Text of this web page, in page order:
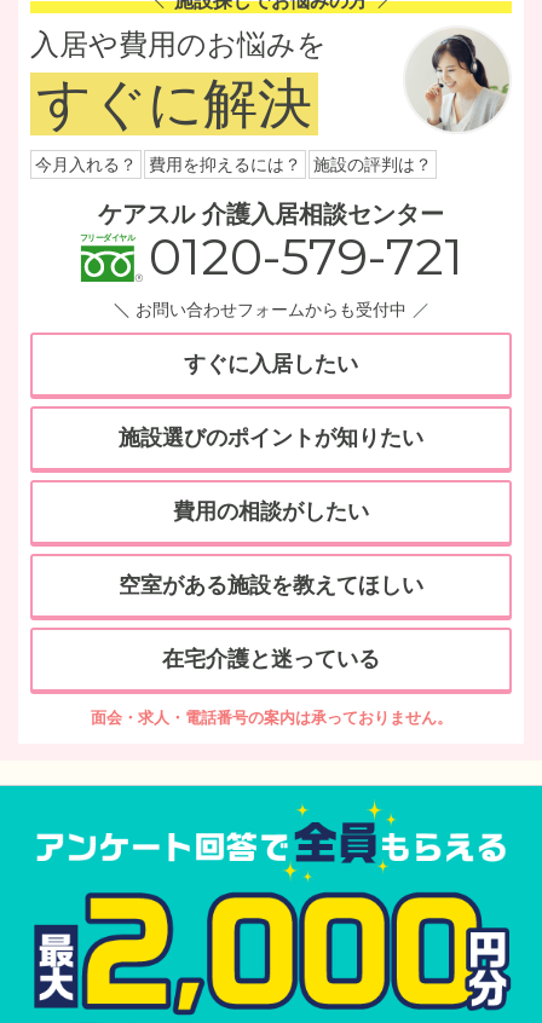
入居や費用のお悩みを
すぐに解決
今月入れる？ 費用を抑えるには？ 施設の評判は？
ケアスル 介護入居相談センター
0120-579-721
お問い合わせフォームからも受付中
すぐに入居したい
施設選びのポイントが知りたい
費用の相談がしたい
空室がある施設を教えてほしい
在宅介護と迷っている
面会・求人・電話番号の案内は承っておりません。